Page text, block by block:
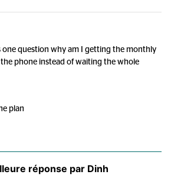
one question why am I getting the monthly
the phone instead of waiting the whole
plan
réponse par Dinh